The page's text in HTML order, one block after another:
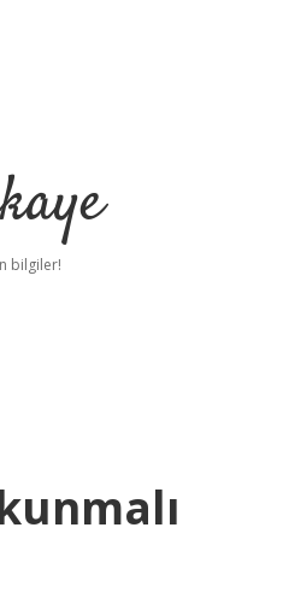
bilgiler!